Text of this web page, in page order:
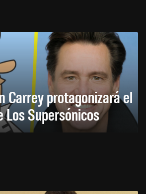
Carrey protagonizará el
Supersónicos